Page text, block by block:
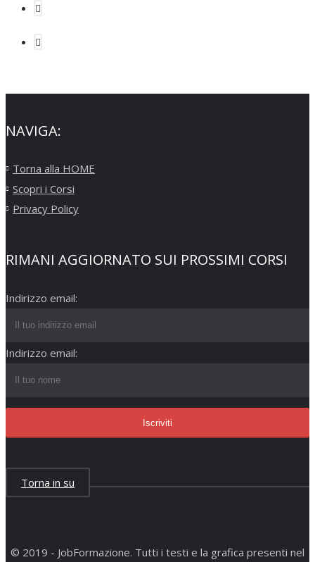
NAVIGA:
Torna alla HOME
Scopri i Corsi
Privacy Policy
RIMANI AGGIORNATO SUI PROSSIMI CORSI
Indirizzo email:
Indirizzo email:
Torna in su
© 2019 - JobFormazione. Tutti i testi e la grafica presenti nel